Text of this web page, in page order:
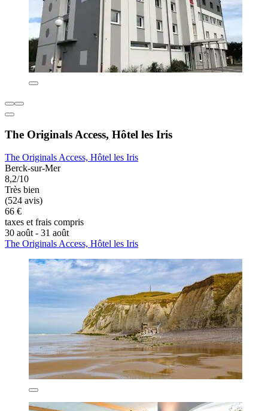
The Originals Access, Hôtel les Iris
The Originals Access, Hôtel les Iris
Berck-sur-Mer
8,2/10
Très bien
(524 avis)
66 €
taxes et frais compris
30 août - 31 août
The Originals Access, Hôtel les Iris